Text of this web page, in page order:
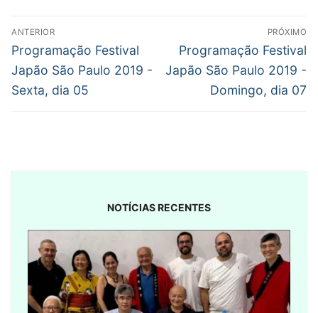
Navegação
de
Post
ANTERIOR
Post
anterior:
Programação Festival
Japão São Paulo 2019 -
Sexta, dia 05
PRÓXIMO
Próximo
post:
Programação Festival
Japão São Paulo 2019 -
Domingo, dia 07
NOTÍCIAS RECENTES